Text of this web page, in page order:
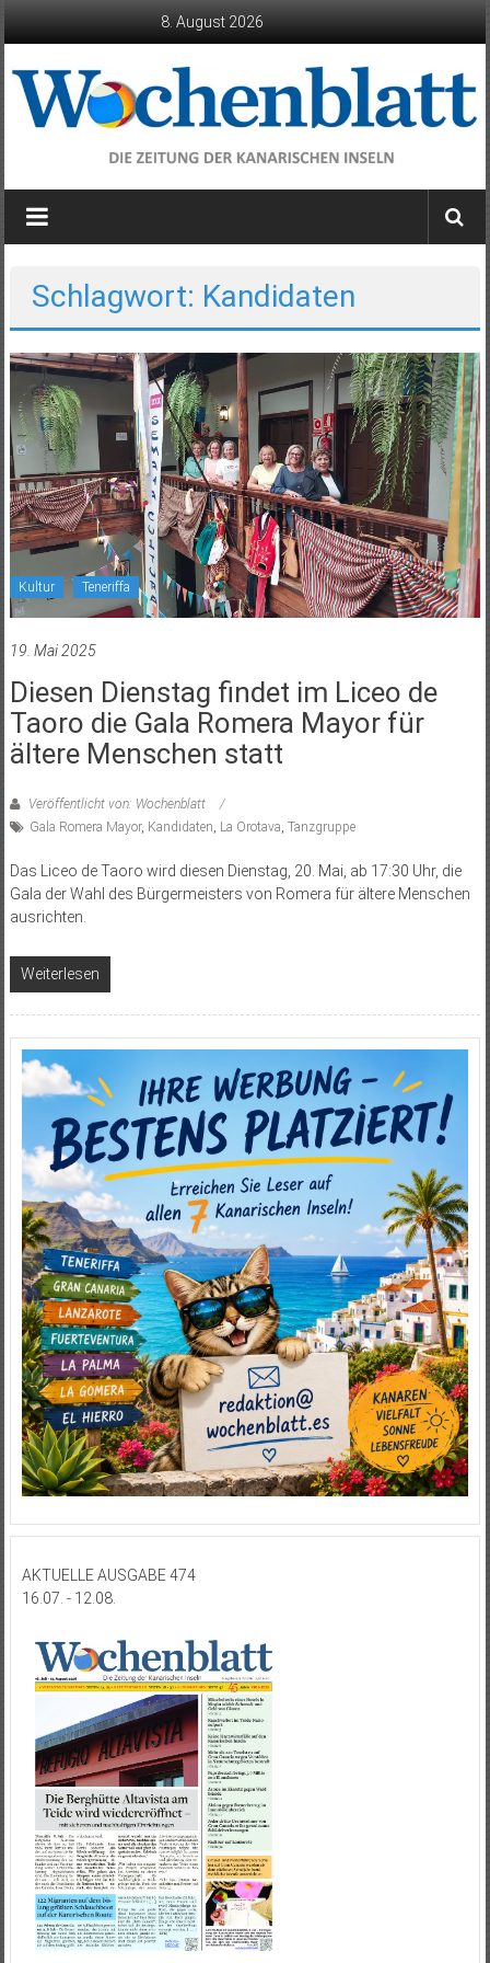
8. August 2026
Wochenblatt
die
Kanarischen
Inseln
Schlagwort: Kandidaten
Kultur Teneriffa
19. Mai 2025
Diesen Dienstag findet im Liceo de
Taoro die Gala Romera Mayor für
ältere Menschen statt
Veröffentlicht von: Wochenblatt
Gala Romera Mayor, Kandidaten, La Orotava, Tanzgruppe
Das Liceo de Taoro wird diesen Dienstag, 20. Mai, ab 17:30 Uhr, die
Gala der Wahl des Bürgermeisters von Romera für ältere Menschen
ausrichten.
Weiterlesen
AKTUELLE AUSGABE 474
16.07. - 12.08.